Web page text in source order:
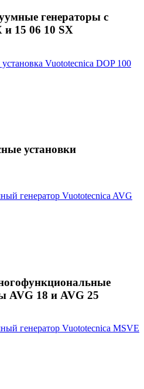
генераторы с
и 15 06 10 SX
установки
AVG 18 и AVG 25